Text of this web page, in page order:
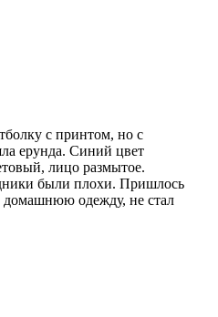
с принтом, но с
ерунда. Синий цвет
лицо размытое.
были плохи. Пришлось
домашнюю одежду, не стал